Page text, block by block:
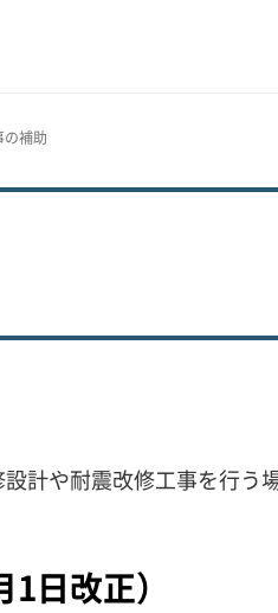
補助
計や耐震改修工事を行う
日改正）